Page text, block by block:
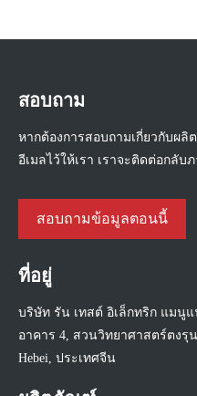
สอบถาม
หากต้องการสอบถามเกี่ยวกับผ
อีเมลไว้ให้เรา เราจะติดต่อกลับ
สอบถามข้อมูลตอนนี้
ที่อยู่
บริษัท รัน เทสต์ อิเล็กทริก แมนูแ
อาคาร 4, สวนวิทยาศาสตร์ตงรุ
Hebei, ประเทศจีน